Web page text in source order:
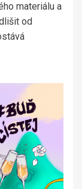
materiálu a
od